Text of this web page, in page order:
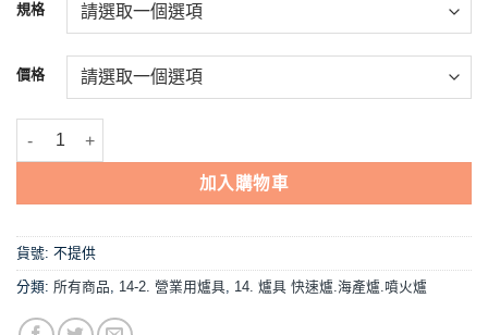
到
NT$2,161
規格
價格
【10B(單管)手轉式-單支 快速爐】中壓,營業用 數量
加入購物車
貨號: 不提供
分類: 所有商品, 14-2. 營業用爐具, 14. 爐具 快速爐.海產爐.噴火爐